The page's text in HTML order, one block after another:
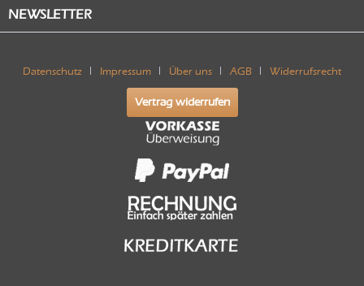
NEWSLETTER
Datenschutz Impressum Über uns AGB Widerrufsrecht
Vertrag widerrufen